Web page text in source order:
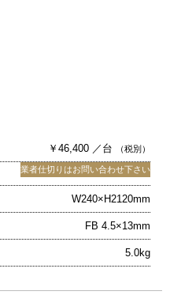
￥46,400 ／台 （税別）
業者仕切りはお問い合わせ下さい
W240×H2120mm
FB 4.5×13mm
5.0kg